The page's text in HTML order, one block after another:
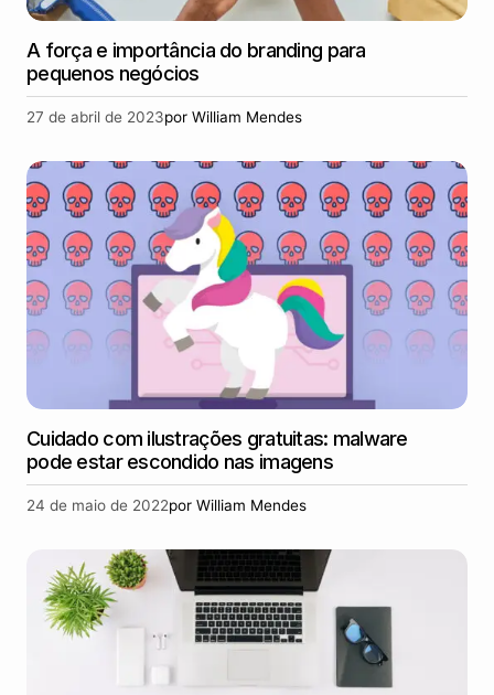
A força e importância do branding para
pequenos negócios
27 de abril de 2023por William Mendes
Cuidado com ilustrações gratuitas: malware
pode estar escondido nas imagens
24 de maio de 2022por William Mendes